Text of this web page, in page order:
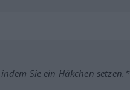
Sie ein Häkchen setzen.*